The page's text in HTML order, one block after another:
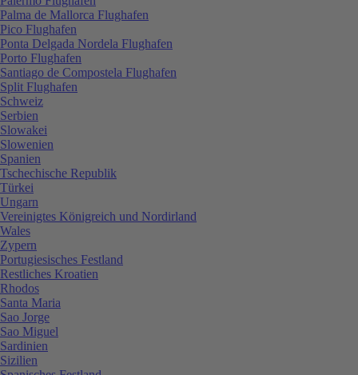
Palma de Mallorca Flughafen
Pico Flughafen
Ponta Delgada Nordela Flughafen
Porto Flughafen
Santiago de Compostela Flughafen
Split Flughafen
Schweiz
Serbien
Slowakei
Slowenien
Spanien
Tschechische Republik
Türkei
Ungarn
Vereinigtes Königreich und Nordirland
Wales
Zypern
Portugiesisches Festland
Restliches Kroatien
Rhodos
Santa Maria
Sao Jorge
Sao Miguel
Sardinien
Sizilien